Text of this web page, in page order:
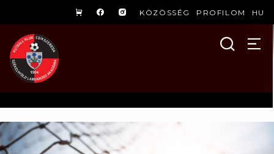
KÖZÖSSÉG PROFILOM HU